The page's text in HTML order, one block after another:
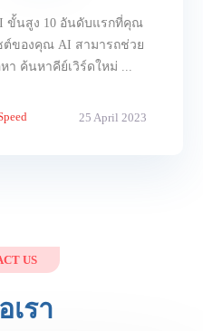
25 April 2023
ขั้นสูง 10 อันดับแรกที่คุณ
ต์ของคุณ AI สามารถช่วย
ค้นหาคีย์เวิร์ดใหม่ ...
US
เรา